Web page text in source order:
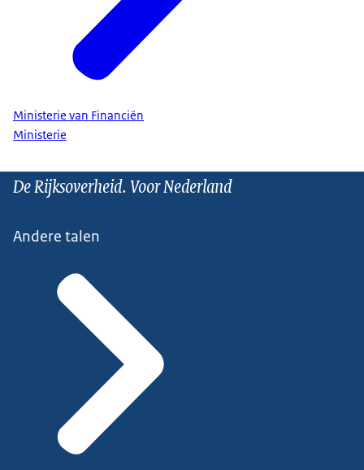
Ministerie van Financiën
Ministerie
De Rijksoverheid. Voor Nederland
Andere talen